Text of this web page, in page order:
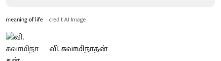
meaning of life credit AI Image
வி. சுவாமிநாதன்